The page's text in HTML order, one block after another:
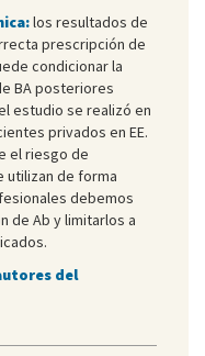
los resultados de
prescripción de
condicionar la
BA posteriores
estudio se realizó en
privados en EE.
el riesgo de
utilizan de forma
debemos
de Ab y limitarlos a
del